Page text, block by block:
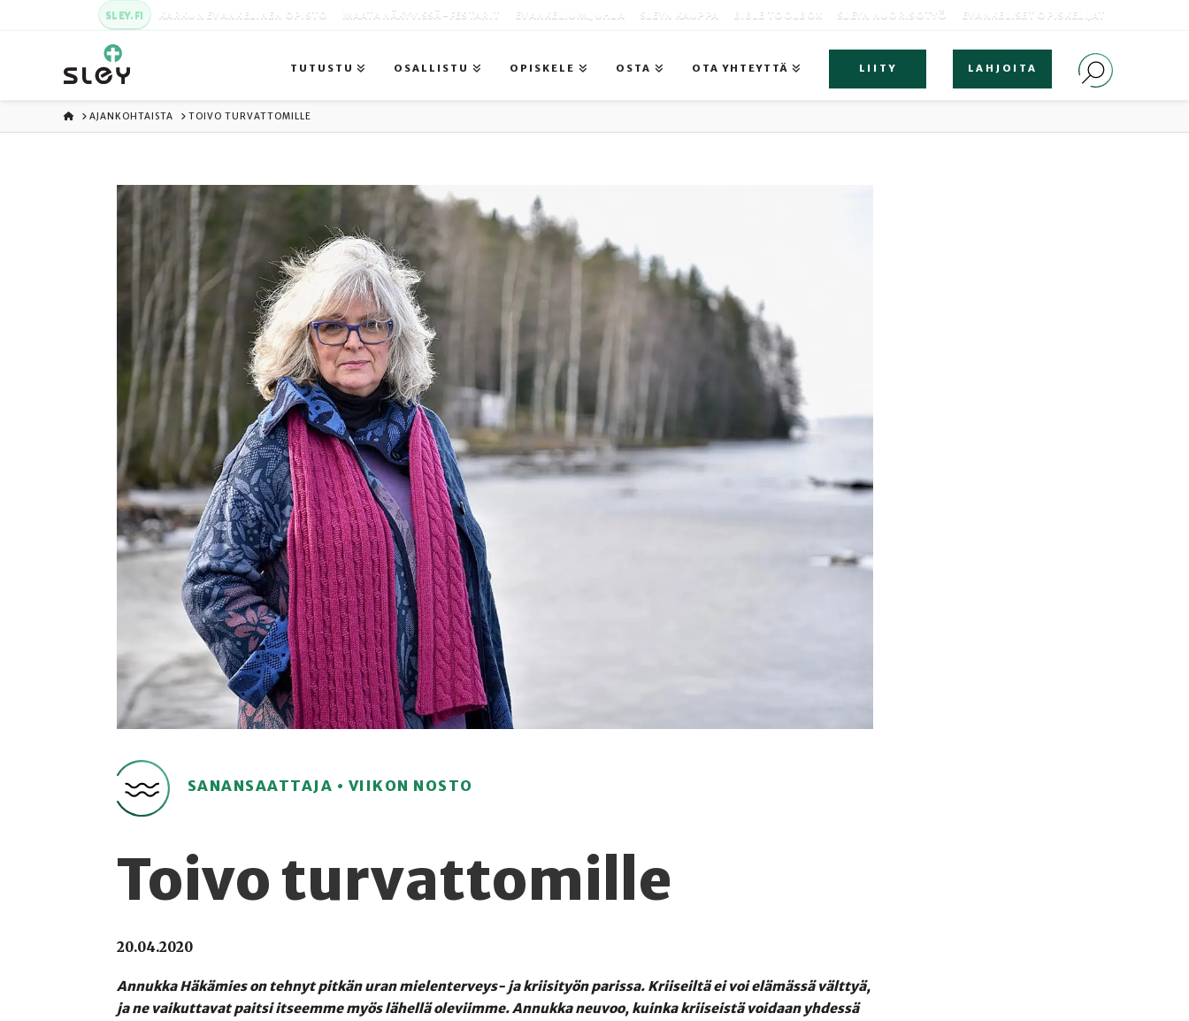
SLEY.FI KARKUN EVANKELINEN OPISTO MAATA NÄKYVISSÄ -FESTARIT EVANKELIUMIJUHLA SLEYN KAUPPA BIBLE TOOLBOX SLEYN NUORISOTYÖ EVANKELISET OPISKELIJAT
TUTUSTU OSALLISTU OPISKELE OSTA OTA YHTEYTTÄ LIITY LAHJOITA
ETUSIVU
AJANKOHTAISTA TOIVO TURVATTOMILLE
SANANSAATTAJA • VIIKON NOSTO
Toivo turvattomille
20.04.2020
Annukka Häkämies on tehnyt pitkän uran mielenterveys- ja kriisityön parissa. Kriiseiltä ei voi elämässä välttyä,
ja ne vaikuttavat paitsi itseemme myös lähellä oleviimme. Annukka neuvoo, kuinka kriiseistä voidaan yhdessä